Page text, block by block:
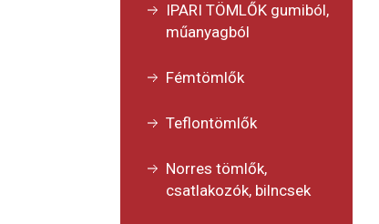
IPARI TÖMLŐK gumiból,
műanyagból
Fémtömlők
Teflontömlők
Norres tömlők,
csatlakozók, bilncsek